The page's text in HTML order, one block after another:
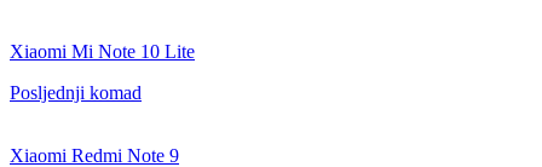
Xiaomi Mi Note 10 Lite
Posljednji komad
Xiaomi Redmi Note 9